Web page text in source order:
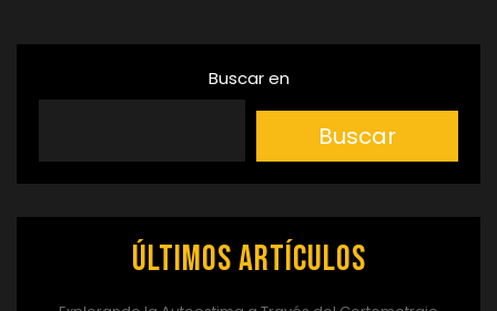
Buscar en
Buscar
Últimos artículos